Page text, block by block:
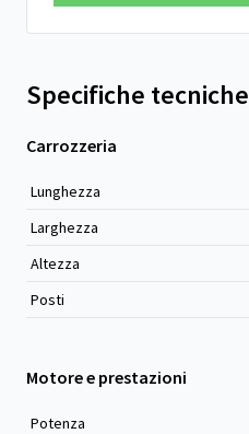
Specifiche tecniche
Carrozzeria
Lunghezza
Larghezza
Altezza
Posti
Motore e prestazioni
Potenza